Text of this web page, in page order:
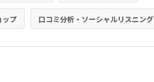
ップ 口コミ分析・ソーシャルリスニング